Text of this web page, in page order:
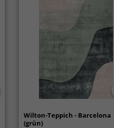
Wilton-Teppich - Barcelona
(grün)